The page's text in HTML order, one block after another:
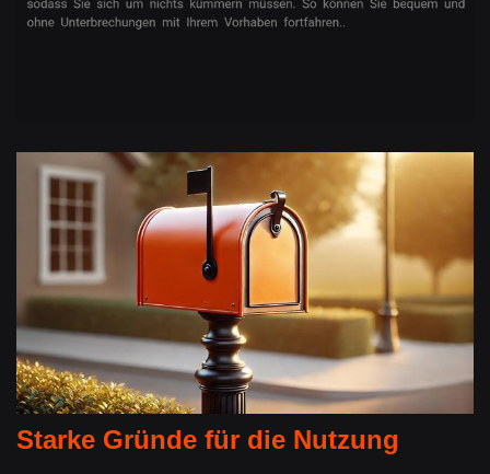
Starke Gründe für die Nutzung